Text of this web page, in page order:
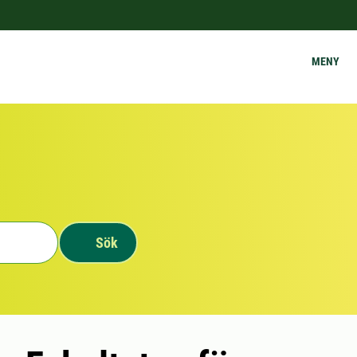
MENY
Sök